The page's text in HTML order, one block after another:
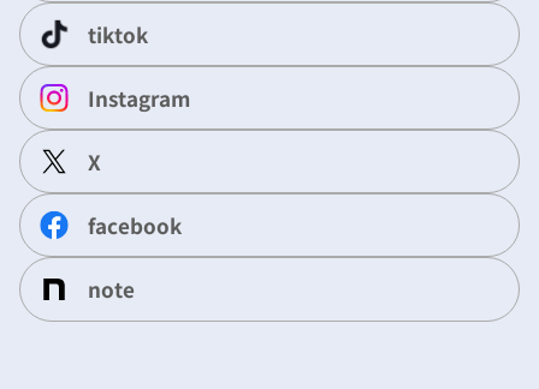
tiktok
Instagram
X
facebook
note